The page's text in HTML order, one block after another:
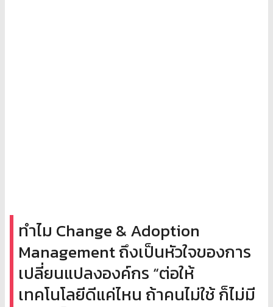
ทำไม Change & Adoption
Management ถึงเป็นหัวใจของการ
เปลี่ยนแปลงองค์กร “ต่อให้
เทคโนโลยีดีแค่ไหน ถ้าคนไม่ใช้ ก็ไม่มี